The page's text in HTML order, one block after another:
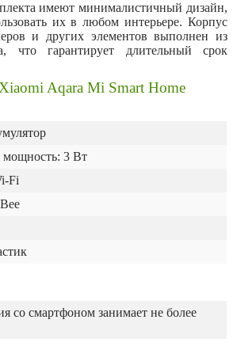
имеют минималистичный дизайн,
их в любом интерьере. Корпус
и других элементов выполнен из
что гарантирует длительный срок
Aqara Mi Smart Home
мощность: 3 Вт
Fi
со смартфоном занимает не более